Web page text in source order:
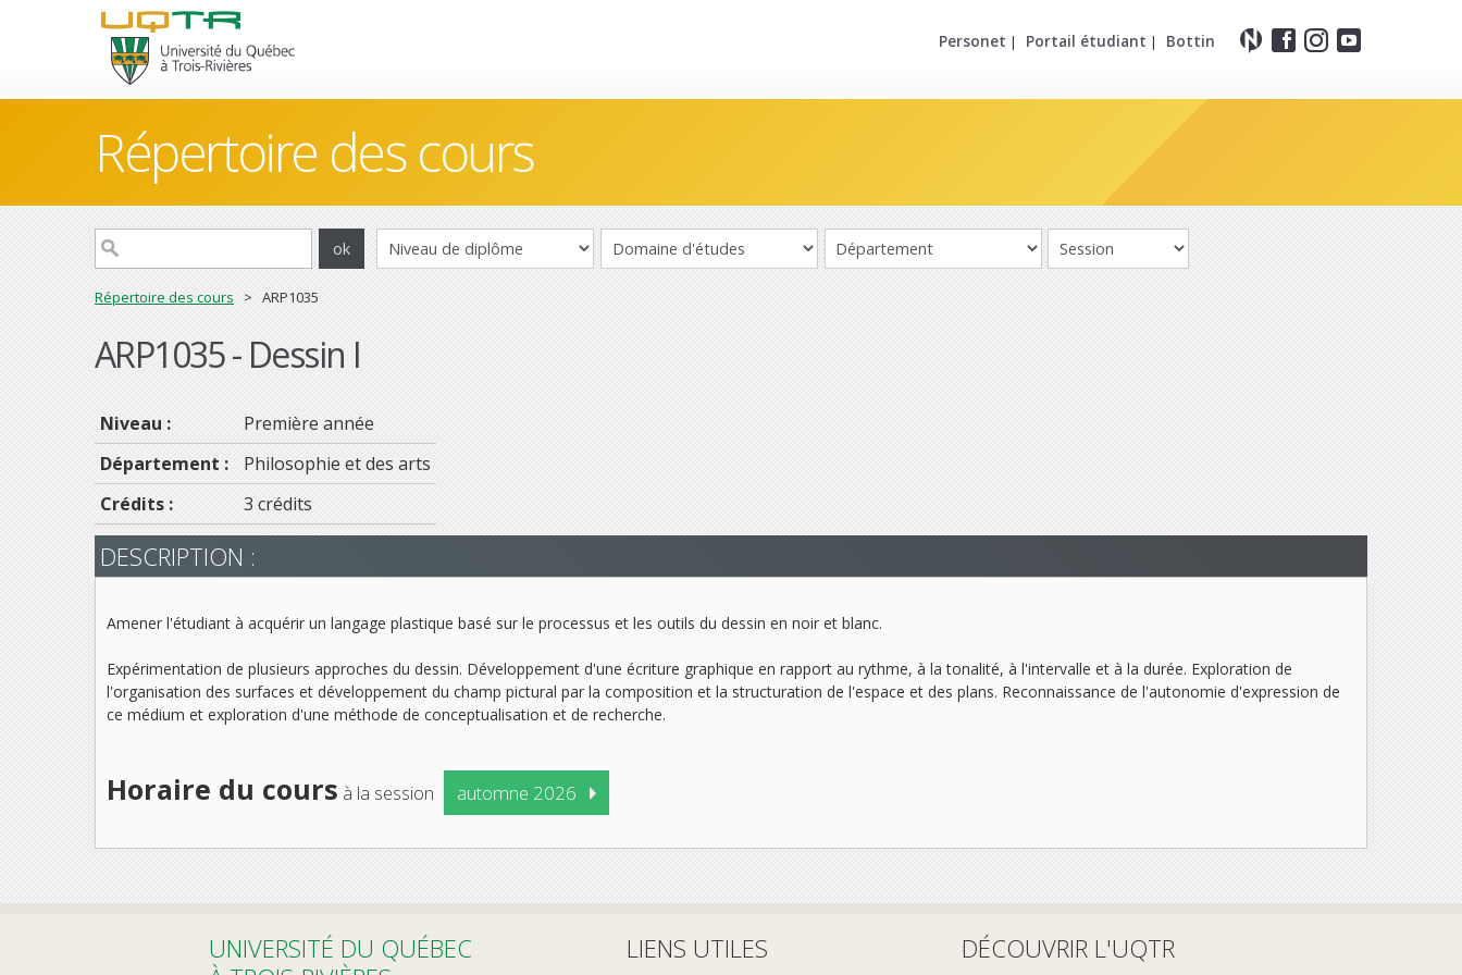
Personet | Portail étudiant | Bottin
Répertoire des cours
Répertoire des cours > ARP1035
ARP1035 - Dessin I
Niveau :
Première année
Département :
Philosophie et des arts
Crédits :
3 crédits
DESCRIPTION :
Amener l'étudiant à acquérir un langage plastique basé sur le processus et les outils du dessin en noir et blanc.
Expérimentation de plusieurs approches du dessin. Développement d'une écriture graphique en rapport au rythme, à la tonalité, à l'intervalle et à la durée. Exploration de
l'organisation des surfaces et développement du champ pictural par la composition et la structuration de l'espace et des plans. Reconnaissance de l'autonomie d'expression de
ce médium et exploration d'une méthode de conceptualisation et de recherche.
Horaire du cours à la session automne 2026
UNIVERSITÉ DU QUÉBEC
LIENS UTILES DÉCOUVRIR L'UQTR